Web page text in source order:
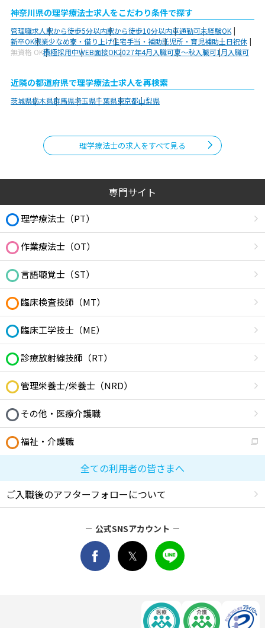
神奈川県の理学療法士求人をこだわり条件で探す
管理職求人駅から徒歩5分以内駅から徒歩10分以内車通勤可未経験OK
新卒OK残業少なめ寮・借り上げ住宅手当・補助託児所・育児補助土日祝休
無資格 OK積極採用中WEB面接OK2027年4月入職可夏～秋入職可1月入職可
近隣の都道府県で理学療法士求人を再検索
茨城県栃木県群馬県埼玉県千葉県東京都山梨県
理学療法士の求人をすべて見る
専門サイト
理学療法士（PT）
作業療法士（OT）
言語聴覚士（ST）
臨床検査技師（MT）
臨床工学技士（ME）
診療放射線技師（RT）
管理栄養士/栄養士（NRD）
その他・医療介護職
福祉・介護職
全ての利用者の皆さまへ
ご入職後のアフターフォローについて
公式SNSアカウント